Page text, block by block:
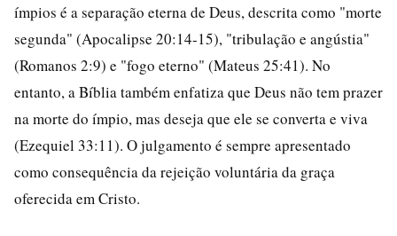
ímpios é a separação eterna de Deus, descrita como "morte
segunda" (Apocalipse 20:14-15), "tribulação e angústia"
(Romanos 2:9) e "fogo eterno" (Mateus 25:41). No
entanto, a Bíblia também enfatiza que Deus não tem prazer
na morte do ímpio, mas deseja que ele se converta e viva
(Ezequiel 33:11). O julgamento é sempre apresentado
como consequência da rejeição voluntária da graça
oferecida em Cristo.